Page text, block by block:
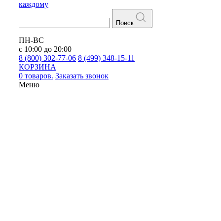
каждому
Поиск
ПН-ВС
с 10:00 до 20:00
8 (800) 302-77-06 8 (499) 348-15-11
КОРЗИНА
0 товаров. Заказать звонок
Меню